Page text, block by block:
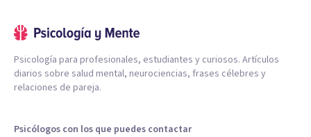
Psicología para profesionales, estudiantes y curiosos. Artículos
diarios sobre salud mental, neurociencias, frases célebres y
relaciones de pareja.
Psicólogos con los que puedes contactar